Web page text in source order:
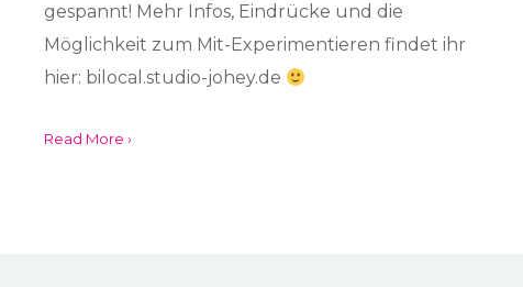
gespannt! Mehr Infos, Eindrücke und die
Möglichkeit zum Mit-Experimentieren findet ihr
hier: bilocal.studio-johey.de
Read More ›